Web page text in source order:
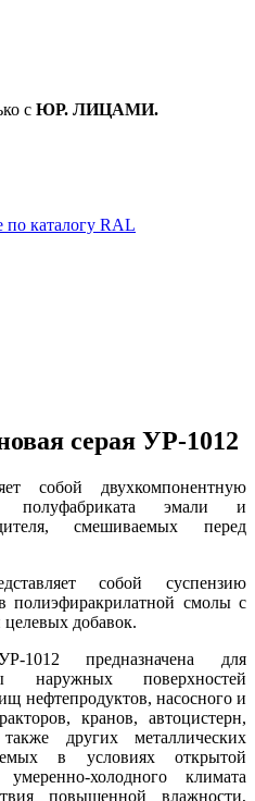
с ЮР. ЛИЦАМИ.
по каталогу RAL
серая УР-1012
собой двухкомпонентную
полуфабриката эмали и
смешиваемых перед
собой суспензию
полиэфиракрилатной смолы с
целевых добавок.
1012 предназначена для
наружных поверхностей
нефтепродуктов, насосного и
кранов, автоцистерн,
других металлических
в условиях открытой
холодного климата
повышенной влажности,